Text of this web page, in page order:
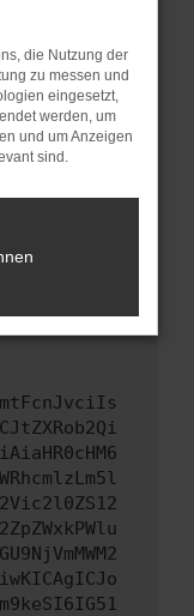
und dein
Stand
ein
dazu
nicht mehr
Du kannst
bei der
die Nutzung der
zu messen und
eingesetzt,
werden, um
und um Anzeigen
sind.